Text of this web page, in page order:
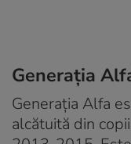
Generația
Generația Alfa
alcătuită din